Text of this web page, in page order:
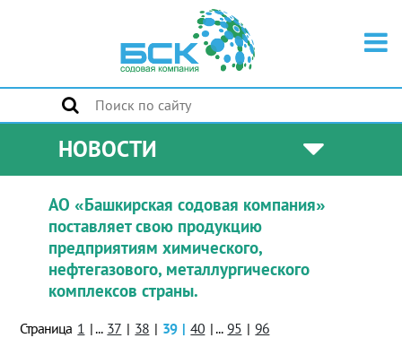
НОВОСТИ
АО «Башкирская содовая компания»
поставляет свою продукцию
предприятиям химического,
нефтегазового, металлургического
комплексов страны.
Страница 1 | ... 37 | 38 | 39 | 40 | ... 95 | 96